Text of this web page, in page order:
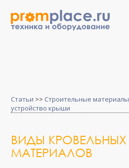
Статьи >> Строительные материалы
устройство крыши
ВИДЫ КРОВЕЛЬНЫХ
МАТЕРИАЛОВ